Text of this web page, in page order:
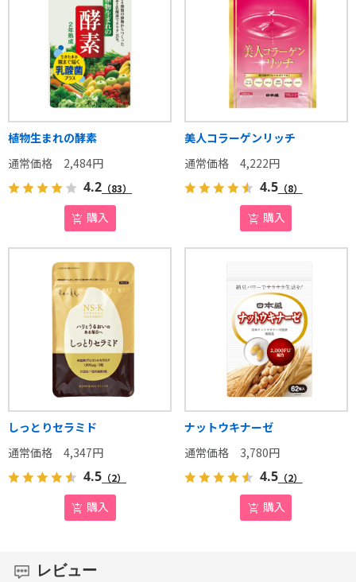
植物生まれの酵素
2,484円
4.2 （83）
購入
美人コラーゲンリッチ
4,222円
4.5（8）
購入
しっとりセラミド
4,347円
4.5 （2）
購入
ナットウキナーゼ
3,780円
4.5（2）
購入
レビュー